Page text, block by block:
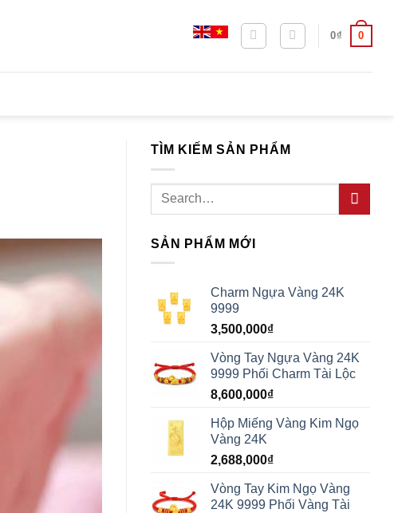
0₫ 0
TÌM KIẾM SẢN PHẨM
Search
SẢN PHẨM MỚI
Charm Ngựa Vàng 24K
9999
3,500,000₫
Vòng Tay Ngựa Vàng 24K
9999 Phối Charm Tài Lộc
8,600,000₫
Hộp Miếng Vàng Kim Ngọ
Vàng 24K
2,688,000₫
Vòng Tay Kim Ngọ Vàng
24K 9999 Phối Vàng Tài